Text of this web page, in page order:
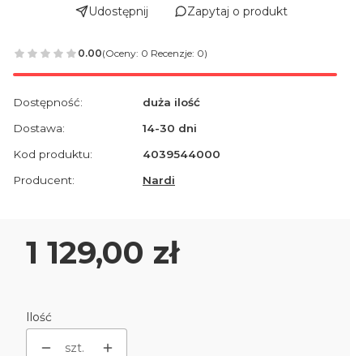
Udostępnij Zapytaj o produkt
0.00(Oceny: 0 Recenzje: 0)
Dostępność:
duża ilość
Dostawa:
14-30 dni
Kod produktu:
4039544000
Producent:
Nardi
Cena
1 129,00 zł
Ilość
szt.